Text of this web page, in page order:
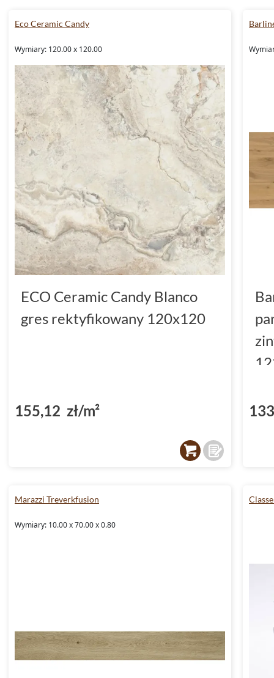
Eco Ceramic Candy
Wymiary: 120.00 x 120.00
ECO Ceramic Candy Blanco
gres rektyfikowany 120x120
155,12 zł/m²
Marazzi Treverkfusion
Wymiary: 10.00 x 70.00 x 0.80